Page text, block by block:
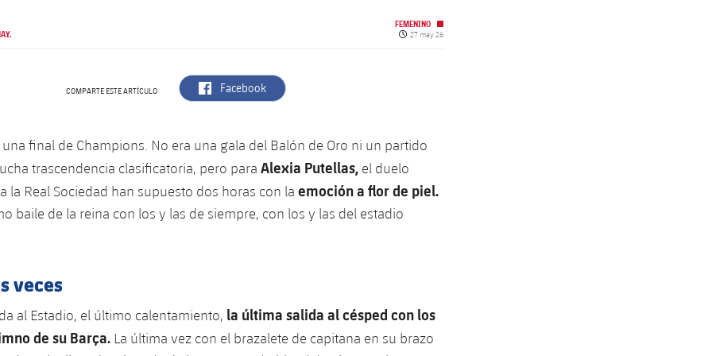
FEMENINO
Fecha de publicación
27 may 26
COMPARTE ESTE ARTÍCULO label.aria.facebook
Facebook
final de Champions. No era una gala del Balón de Oro ni un partido
trascendencia clasificatoria, pero para Alexia Putellas, el duelo
la Real Sociedad han supuesto dos horas con la emoción a flor de piel.
baile de la reina con los y las de siempre, con los y las del estadio
veces
al Estadio, el último calentamiento, la última salida al césped con los
de su Barça. La última vez con el brazalete de capitana en su brazo